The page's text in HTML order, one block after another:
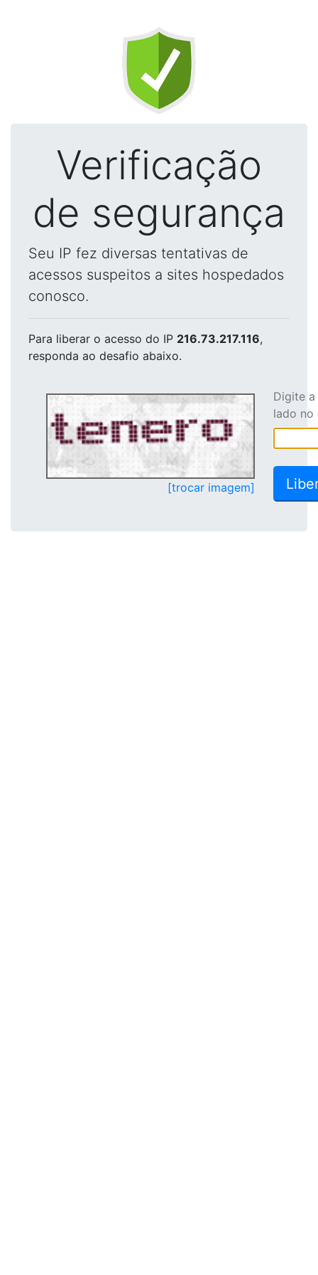
Verificação
de segurança
Seu IP fez diversas tentativas de
acessos suspeitos a sites hospedados
conosco.
Para liberar o acesso do IP 216.73.217.116,
responda ao desafio abaixo.
[trocar imagem]
Digite
lado no